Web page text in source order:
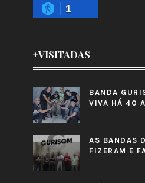
1
+VISITADAS
BANDA
VIVA HÁ 40
AS BANDAS
FIZERAM E